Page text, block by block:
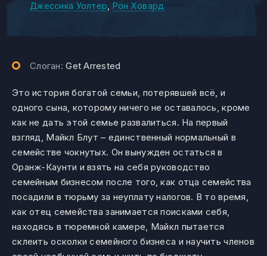
Джессика Уолтер Рон Ховард
Слоган: Get Arrested
Это история богатой семьи, потерявшей всё, и
одного сына, которому ничего не оставалось, кроме
как не дать этой семье развалиться. На первый
взгляд, Майкл Блут – единственный нормальный в
семействе чокнутых. Он вынужден остаться в
Оранж-Каунти и взять на себя руководство
семейным бизнесом после того, как отца семейства
посадили в тюрьму за неуплату налогов. В то время,
как отец семейства занимается поисками себя,
находясь в тюремной камере, Майкл пытается
склеить осколки семейного бизнеса и научить членов